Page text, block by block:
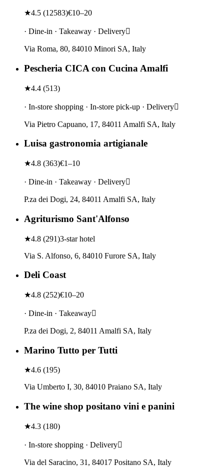
★4.5 (12583)€10–20
· Dine-in · Takeaway · Delivery
Via Roma, 80, 84010 Minori SA, Italy
Pescheria CICA con Cucina Amalfi
★4.4 (513)
· In-store shopping · In-store pick-up · Delivery
Via Pietro Capuano, 17, 84011 Amalfi SA, Italy
Luisa gastronomia artigianale
★4.8 (363)€1–10
· Dine-in · Takeaway · Delivery
P.za dei Dogi, 24, 84011 Amalfi SA, Italy
Agriturismo Sant'Alfonso
★4.8 (291)3-star hotel
Via S. Alfonso, 6, 84010 Furore SA, Italy
Deli Coast
★4.8 (252)€10–20
· Dine-in · Takeaway
P.za dei Dogi, 2, 84011 Amalfi SA, Italy
Marino Tutto per Tutti
★4.6 (195)
Via Umberto I, 30, 84010 Praiano SA, Italy
The wine shop positano vini e panini
★4.3 (180)
· In-store shopping · Delivery
Via del Saracino, 31, 84017 Positano SA, Italy